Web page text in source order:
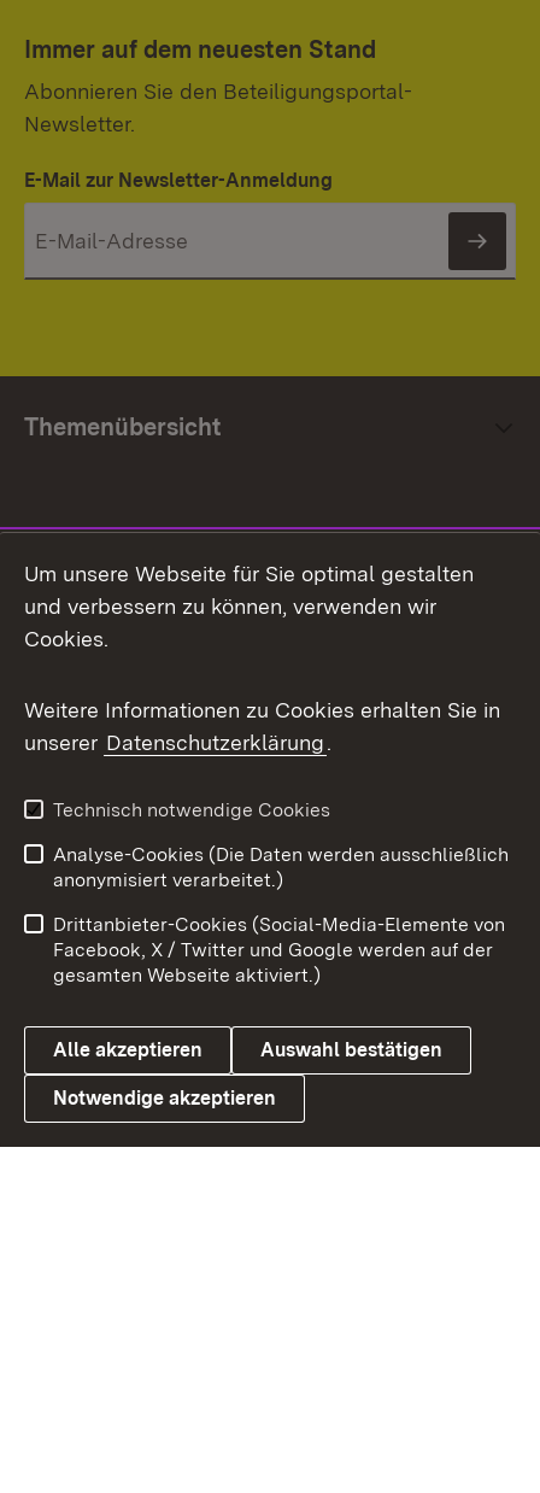
Immer auf dem neuesten Stand
Abonnieren Sie den Beteiligungsportal-
Newsletter.
E-Mail zur Newsletter-Anmeldung
Themenübersicht
Facebook
X / Twitter
Youtube
Link zum Landesportal
Impressum
Kontakt
Barrierefreiheit
Datenschutz
Cookies
Um unsere Webseite für Sie optimal gestalten
und verbessern zu können, verwenden wir
Cookies.
Weitere Informationen zu Cookies erhalten Sie in
unserer Datenschutzerklärung.
Technisch notwendige Cookies
Analyse-Cookies (Die Daten werden ausschließlich
anonymisiert verarbeitet.)
Drittanbieter-Cookies (Social-Media-Elemente von
Facebook, X / Twitter und Google werden auf der
gesamten Webseite aktiviert.)
Alle akzeptieren Auswahl bestätigen
Notwendige akzeptieren